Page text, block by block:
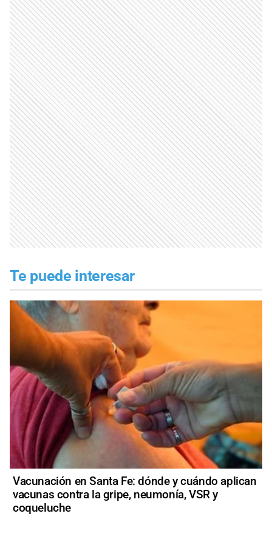
Te puede interesar
Vacunación en Santa Fe: dónde y cuándo aplican
vacunas contra la gripe, neumonía, VSR y
coqueluche